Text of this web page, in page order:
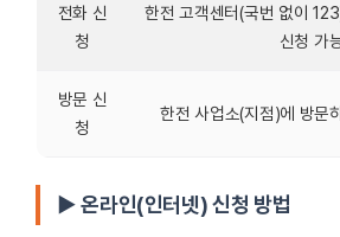
전화 신
청
한전 고객센터(국번 없이
신청 가
방문 신
청
한전 사업소(지점)에 방문
▶ 온라인(인터넷) 신청 방법